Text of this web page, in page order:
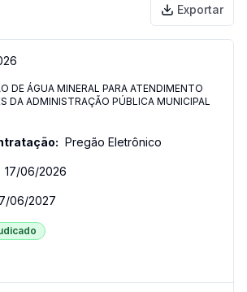
Exportar
DE ÁGUA MINERAL PARA ATENDIMENTO
DA ADMINISTRAÇÃO PÚBLICA MUNICIPAL
Pregão Eletrônico
17/06/2026
06/2027